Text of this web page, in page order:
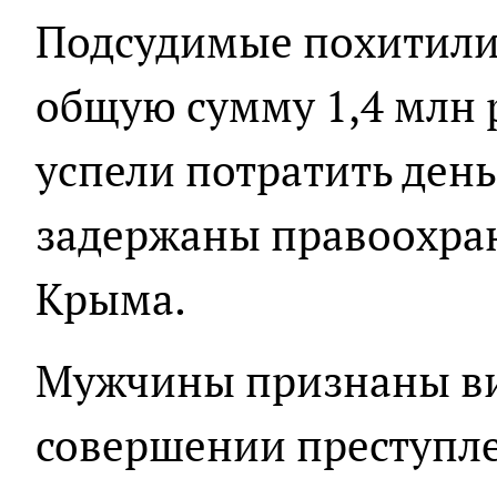
Подсудимые
общую сумму 1,4 млн
успели потратить
задержаны
Крыма.
Мужчины признаны
совершении